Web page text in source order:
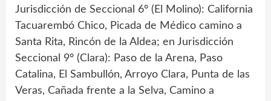
Jurisdicción de Seccional 6º (El Molino): California
Tacuarembó Chico, Picada de Médico camino a
Santa Rita, Rincón de la Aldea; en Jurisdicción
Seccional 9º (Clara): Paso de la Arena, Paso
Catalina, El Sambullón, Arroyo Clara, Punta de las
Veras, Cañada frente a la Selva, Camino a